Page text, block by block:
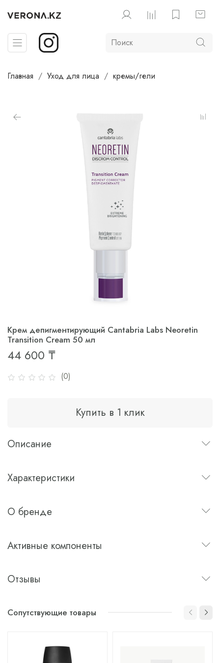
Главная Уход для лица кремы/гели
(0)
Крем депигментирующий Cantabria Labs Neoretin
Transition Cream 50 мл
44 600 ₸
Купить в 1 клик
Описание
Характеристики
О бренде
Активные компоненты
Отзывы
Сопутствующие товары